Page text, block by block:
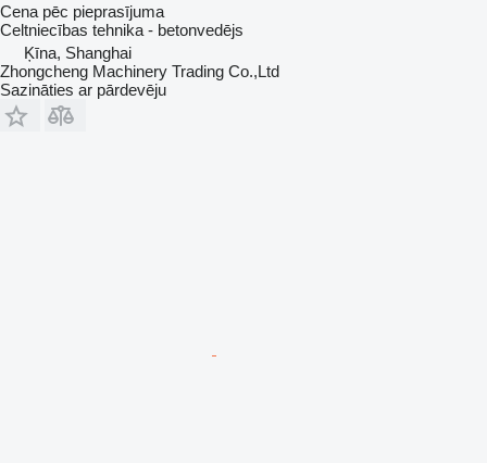
Cena pēc pieprasījuma
Celtniecības tehnika - betonvedējs
Ķīna, Shanghai
Zhongcheng Machinery Trading Co.,Ltd
Sazināties ar pārdevēju